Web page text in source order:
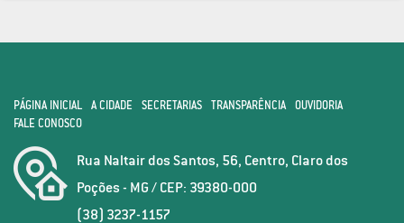
PÁGINA INICIAL A CIDADE SECRETARIAS TRANSPARÊNCIA
OUVIDORIA
FALE CONOSCO
Rua Naltair dos Santos, 56, Centro, Claro dos
Poções - MG / CEP: 39380-000
(38) 3237-1157